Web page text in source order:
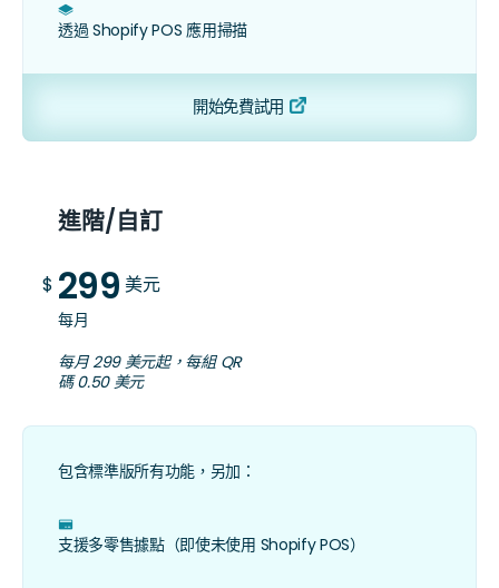
﷠
透過 Shopify POS 應用掃描
開始免費試用
進階/自訂
$ 299 美元
每月
每月 299 美元起，每組 QR
碼 0.50 美元
包含標準版所有功能，另加：
ﮧ
支援多零售據點（即使未使用 Shopify POS）